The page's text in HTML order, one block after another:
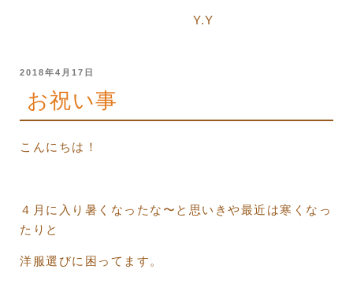
Y.Y
投
日:
2018年4月17日
お祝い事
こんにちは！
４月に入り暑くなったな〜と思いきや最近は寒くなっ
たりと
洋服選びに困ってます。